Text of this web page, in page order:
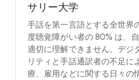
サリー大学
手話を第一言語とする全世界
度聴覚障がい者の 80% は、
適切に理解できません。デジ
リティと手話通訳者の不足に
療、雇用などに関する日々の